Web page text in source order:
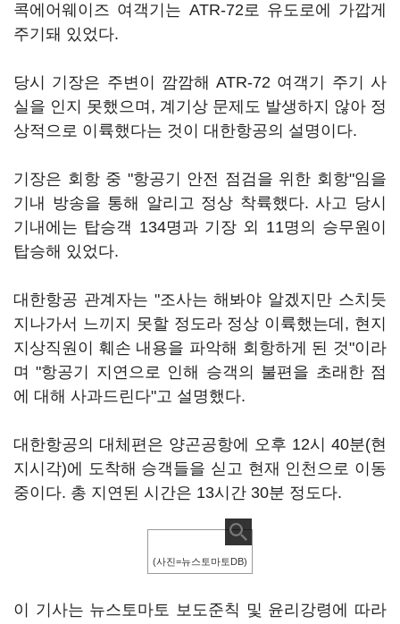
콕에어웨이즈 여객기는 ATR-72로 유도로에 가깝게
주기돼 있었다.
당시 기장은 주변이 깜깜해 ATR-72 여객기 주기 사
실을 인지 못했으며, 계기상 문제도 발생하지 않아 정
상적으로 이륙했다는 것이 대한항공의 설명이다.
기장은 회항 중 "항공기 안전 점검을 위한 회항"임을
기내 방송을 통해 알리고 정상 착륙했다. 사고 당시
기내에는 탑승객 134명과 기장 외 11명의 승무원이
탑승해 있었다.
대한항공 관계자는 "조사는 해봐야 알겠지만 스치듯
지나가서 느끼지 못할 정도라 정상 이륙했는데, 현지
지상직원이 훼손 내용을 파악해 회항하게 된 것"이라
며 "항공기 지연으로 인해 승객의 불편을 초래한 점
에 대해 사과드린다"고 설명했다.
대한항공의 대체편은 양곤공항에 오후 12시 40분(현
지시각)에 도착해 승객들을 싣고 현재 인천으로 이동
중이다. 총 지연된 시간은 13시간 30분 정도다.
(사진=뉴스토마토DB)
이 기사는 뉴스토마토 보도준칙 및 윤리강령에 따라